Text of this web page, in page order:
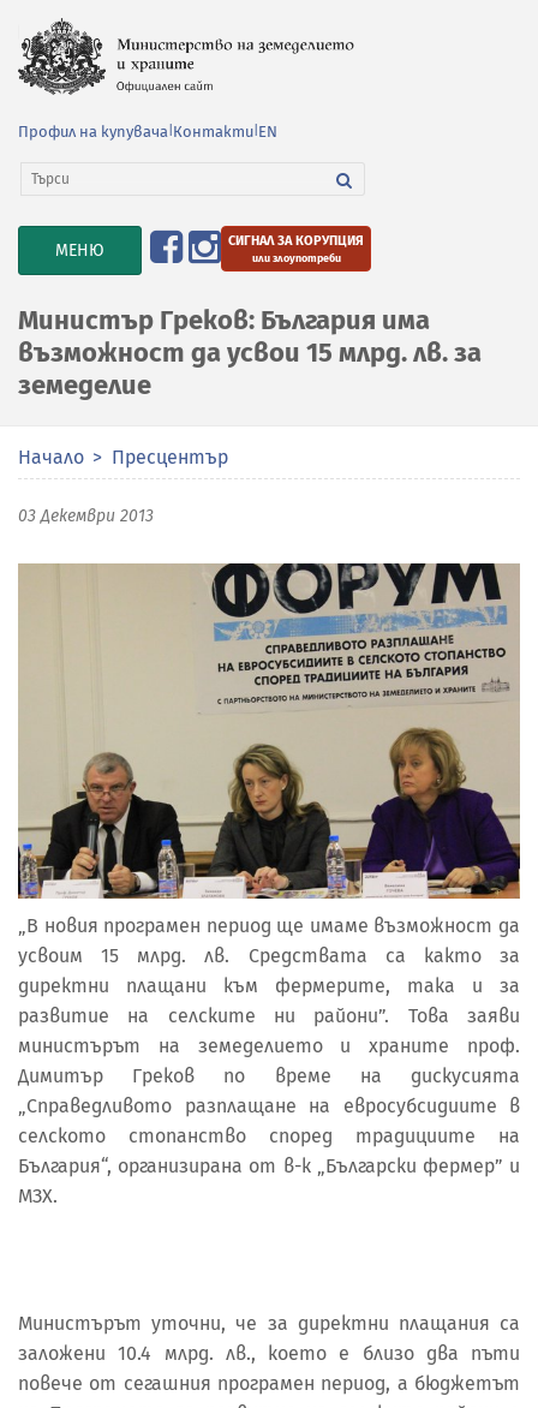
Профил на купувача Контакти EN
TOGGLE
NAVIGATION
МЕНЮ СИГНАЛ ЗА КОРУПЦИЯ
или злоупотреби
Министър Греков: България има
възможност да усвои 15 млрд. лв. за
земеделие
Начало Пресцентър
03 Декември 2013
„В новия програмен период ще имаме възможност да
усвоим 15 млрд. лв. Средствата са както за
директни плащани към фермерите, така и за
развитие на селските ни райони”. Това заяви
министърът на земеделието и храните проф.
Димитър Греков по време на дискусията
„Справедливото разплащане на евросубсидиите в
селското стопанство според традициите на
България“, организирана от в-к „Български фермер” и
МЗХ.
Министърът уточни, че за директни плащания са
заложени 10.4 млрд. лв., което е близо два пъти
повече от сегашния програмен период, а бюджетът